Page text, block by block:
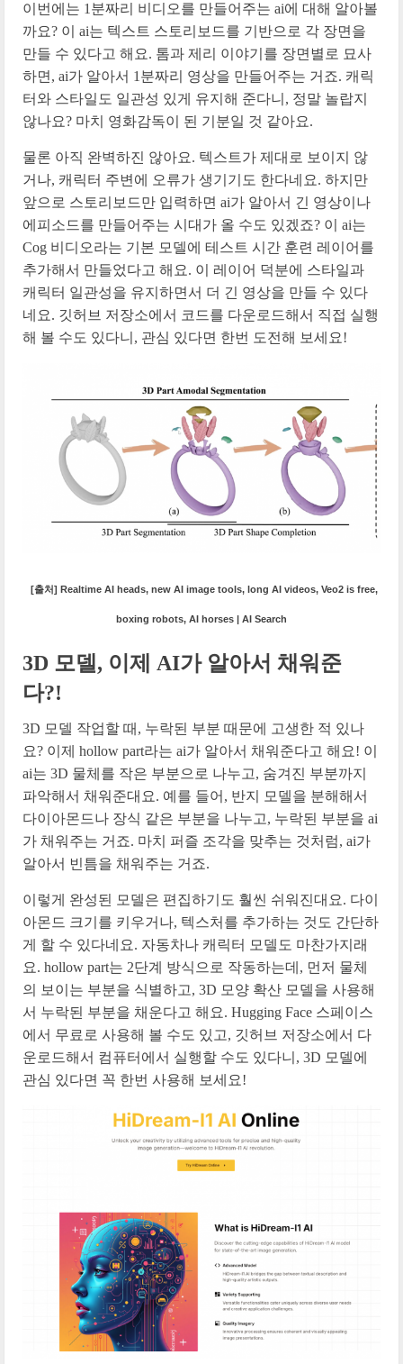
이번에는 1분짜리 비디오를 만들어주는 ai에 대해 알아볼
까요? 이 ai는 텍스트 스토리보드를 기반으로 각 장면을
만들 수 있다고 해요. 톰과 제리 이야기를 장면별로 묘사
하면, ai가 알아서 1분짜리 영상을 만들어주는 거죠. 캐릭
터와 스타일도 일관성 있게 유지해 준다니, 정말 놀랍지
않나요? 마치 영화감독이 된 기분일 것 같아요.
물론 아직 완벽하진 않아요. 텍스트가 제대로 보이지 않
거나, 캐릭터 주변에 오류가 생기기도 한다네요. 하지만
앞으로 스토리보드만 입력하면 ai가 알아서 긴 영상이나
에피소드를 만들어주는 시대가 올 수도 있겠죠? 이 ai는
Cog 비디오라는 기본 모델에 테스트 시간 훈련 레이어를
추가해서 만들었다고 해요. 이 레이어 덕분에 스타일과
캐릭터 일관성을 유지하면서 더 긴 영상을 만들 수 있다
네요. 깃허브 저장소에서 코드를 다운로드해서 직접 실행
해 볼 수도 있다니, 관심 있다면 한번 도전해 보세요!
[출처] Realtime AI heads, new AI image tools, long AI videos, Veo2 is free,
boxing robots, AI horses | AI Search
3D 모델, 이제 AI가 알아서 채워준
다?!
3D 모델 작업할 때, 누락된 부분 때문에 고생한 적 있나
요? 이제 hollow part라는 ai가 알아서 채워준다고 해요! 이
ai는 3D 물체를 작은 부분으로 나누고, 숨겨진 부분까지
파악해서 채워준대요. 예를 들어, 반지 모델을 분해해서
다이아몬드나 장식 같은 부분을 나누고, 누락된 부분을 ai
가 채워주는 거죠. 마치 퍼즐 조각을 맞추는 것처럼, ai가
알아서 빈틈을 채워주는 거죠.
이렇게 완성된 모델은 편집하기도 훨씬 쉬워진대요. 다이
아몬드 크기를 키우거나, 텍스처를 추가하는 것도 간단하
게 할 수 있다네요. 자동차나 캐릭터 모델도 마찬가지래
요. hollow part는 2단계 방식으로 작동하는데, 먼저 물체
의 보이는 부분을 식별하고, 3D 모양 확산 모델을 사용해
서 누락된 부분을 채운다고 해요. Hugging Face 스페이스
에서 무료로 사용해 볼 수도 있고, 깃허브 저장소에서 다
운로드해서 컴퓨터에서 실행할 수도 있다니, 3D 모델에
관심 있다면 꼭 한번 사용해 보세요!